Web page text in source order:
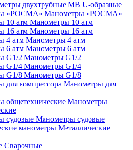
двухтрубные МВ U-образные
Манометры «РОСМА»
Манометры 10 атм
Манометры 16 атм
Манометры 4 атм
Манометры 6 атм
Манометры G1/2
Манометры G1/4
Манометры G1/8
Манометры для
Манометры
Манометры судовые
Металлические
Сварочные